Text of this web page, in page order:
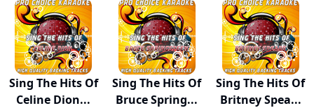
Sing The Hits Of
Celine Dion...
Sing The Hits Of
Bruce Spring...
Sing The Hits Of
Britney Spea...